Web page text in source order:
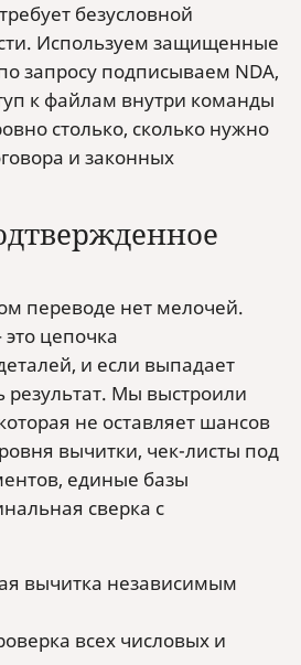
безусловной
Используем защищенные
запросу подписываем NDA,
к файлам внутри команды
столько, сколько нужно
и законных
переводе нет мелочей.
цепочка
и если выпадает
результат. Мы выстроили
не оставляет шансов
вычитки, чек-листы под
единые базы
сверка с
вычитка независимым
всех числовых и